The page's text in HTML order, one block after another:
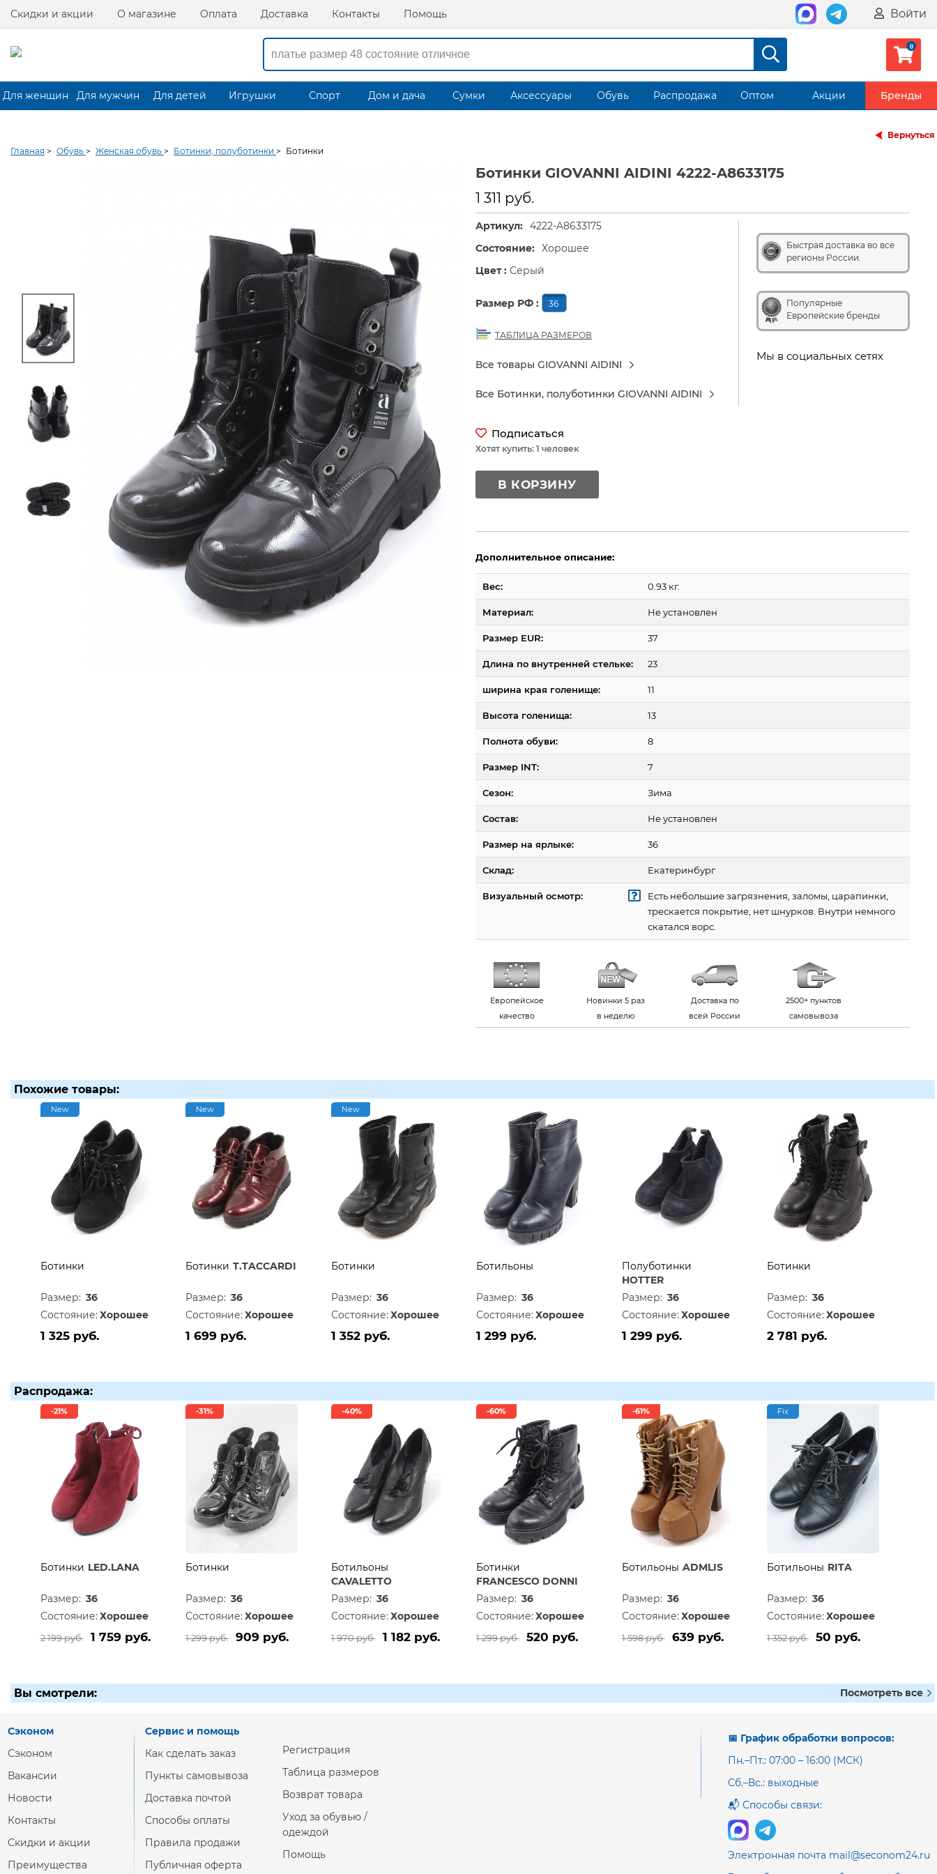
Скидки и акции О магазине Оплата Доставка Контакты Помощь Войти
Для женщин Для мужчин Для детей Игрушки Спорт Дом и дача Сумки Аксессуары Обувь Распродажа Оптом Акции Бренды
Вернуться
Главная > Обувь > Женская обувь > Ботинки, полуботинки > Ботинки
Ботинки GIOVANNI AIDINI 4222-A8633175
1 311 руб.
Быстрая доставка во все
регионы России.
Популярные
Европейские бренды
Мы в социальных сетях
Артикул: 4222-A8633175
Состояние: Хорошее
Цвет : Серый
Размер РФ : 36
ТАБЛИЦА РАЗМЕРОВ
Все товары GIOVANNI AIDINI
Все Ботинки, полуботинки GIOVANNI AIDINI
Подписаться
Хотят купить: 1 человек
В КОРЗИНУ
Дополнительное описание:
Вес: 0.93 кг.
Материал: Не установлен
Размер EUR: 37
Длина по внутренней стельке: 23
ширина края голенище: 11
Высота голенища: 13
Полнота обуви: 8
Размер INT: 7
Сезон: Зима
Состав: Не установлен
Размер на ярлыке: 36
Склад: Екатеринбург
Визуальный осмотр:
Есть небольшие загрязнения, заломы, царапинки,
трескается покрытие, нет шнурков. Внутри немного
скатался ворс.
Европейское
качество
Новинки 5 раз
в неделю
Доставка по
всей России
2500+ пунктов
самовывоза
Похожие товары:
New
Ботинки
Размер: 36
Состояние: Хорошее
1 325 руб.
New
Ботинки T.TACCARDI
Размер: 36
Состояние: Хорошее
1 699 руб.
New
Ботинки
Размер: 36
Состояние: Хорошее
1 352 руб.
Ботильоны
Размер: 36
Состояние: Хорошее
1 299 руб.
Полуботинки
HOTTER
Размер: 36
Состояние: Хорошее
1 299 руб.
Ботинки
Размер: 36
Состояние: Хорошее
2 781 руб.
Распродажа:
-21%
Ботинки LED.LANA
Размер: 36
Состояние: Хорошее
2 199 руб. 1 759 руб.
-31%
Ботинки
Размер: 36
Состояние: Хорошее
1 299 руб. 909 руб.
-40%
Ботильоны
CAVALETTO
Размер: 36
Состояние: Хорошее
1 970 руб. 1 182 руб.
-60%
Ботинки
FRANCESCO DONNI
Размер: 36
Состояние: Хорошее
1 299 руб. 520 руб.
-61%
Ботильоны ADMLIS
Размер: 36
Состояние: Хорошее
1 598 руб. 639 руб.
Fix
Ботильоны RITA
Размер: 36
Состояние: Хорошее
1 352 руб. 50 руб.
Вы смотрели: Посмотреть все
📅 График обработки вопросов:
Пн.–Пт.: 07:00 – 16:00 (МСК)
Сб.–Вс.: выходные
📬 Способы связи:
Электронная почта mail@seconom24.ru
Сэконом
Сэконом
Вакансии
Новости
Контакты
Скидки и акции
Преимущества
Сервис и помощь
Как сделать заказ
Пункты самовывоза
Доставка почтой
Способы оплаты
Правила продажи
Публичная оферта
Регистрация
Таблица размеров
Возврат товара
Уход за обувью /
одеждой
Помощь